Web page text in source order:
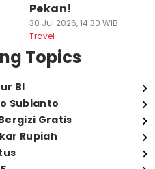
Pekan!
30 Jul 2026, 14:30 WIB
Travel
Topics
BI
Subianto
Gratis
Rupiah